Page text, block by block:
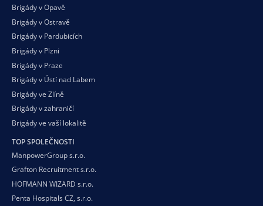
Brigády v Opavě
Brigády v Ostravě
Brigády v Pardubicích
Brigády v Plzni
Brigády v Praze
Brigády v Ústí nad Labem
Brigády ve Zlíně
Brigády v zahraničí
Brigády ve vaší lokalitě
TOP SPOLEČNOSTI
ManpowerGroup s.r.o.
Grafton Recruitment s.r.o.
HOFMANN WIZARD s.r.o.
Penta Hospitals CZ, s.r.o.